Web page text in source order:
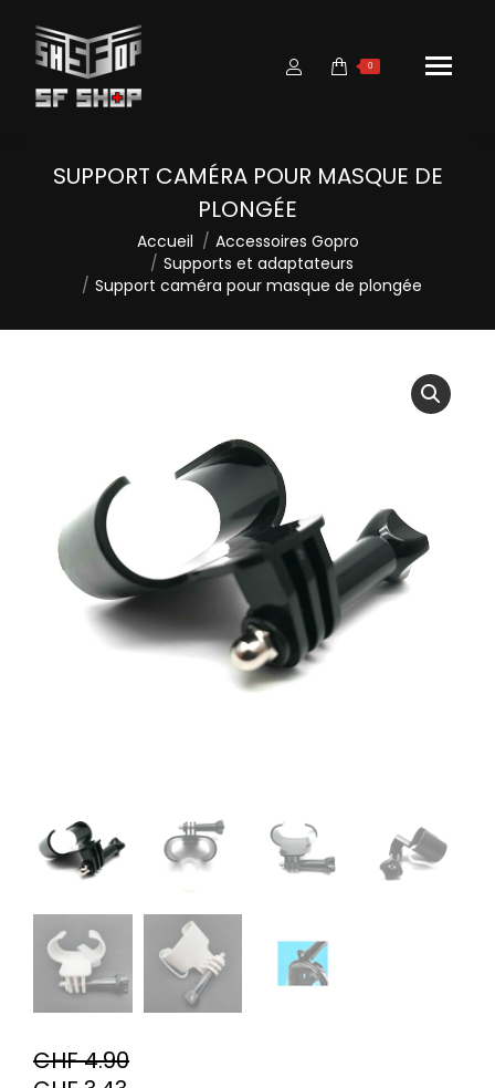
0
SUPPORT CAMÉRA POUR MASQUE DE
PLONGÉE
Accueil
Accessoires Gopro
Supports et adaptateurs
Support caméra pour masque de plongée
CHF4.90